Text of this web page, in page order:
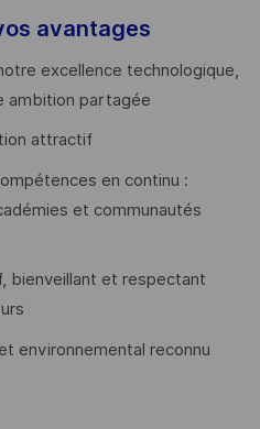
avantages
excellence technologique,
ambition partagée
attractif
en continu :
et communautés
bienveillant et respectant
environnemental reconnu